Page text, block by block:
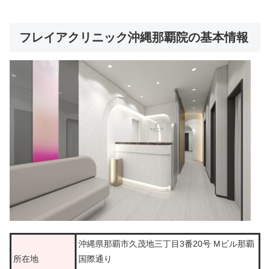
フレイアクリニック沖縄那覇院の基本情報
所在地
沖縄県那覇市久茂地三丁目3番20号 Mビル那覇
国際通り